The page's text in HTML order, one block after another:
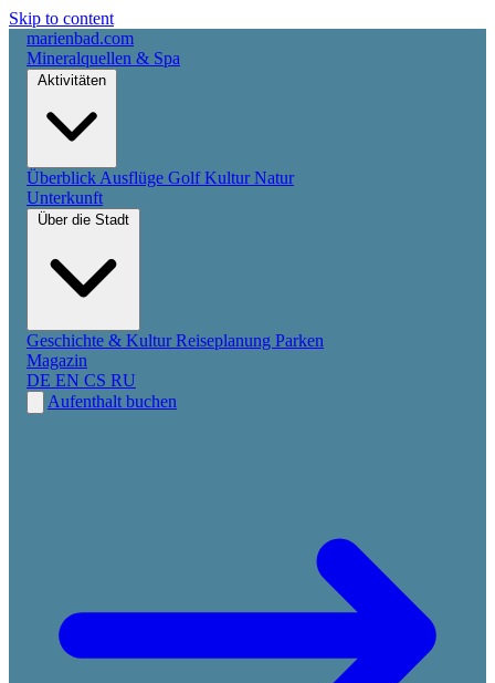
Skip to content
marienbad.com
Mineralquellen & Spa
Überblick Ausflüge GolfKulturNatur
Unterkunft
Geschichte & KulturReiseplanung Parken
Magazin
DE EN CS RU
Aufenthalt buchen